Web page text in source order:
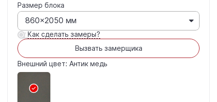
Размер блока
860×2050 мм
Как сделать замеры?
Вызвать замерщика
Внешний цвет: Антик медь